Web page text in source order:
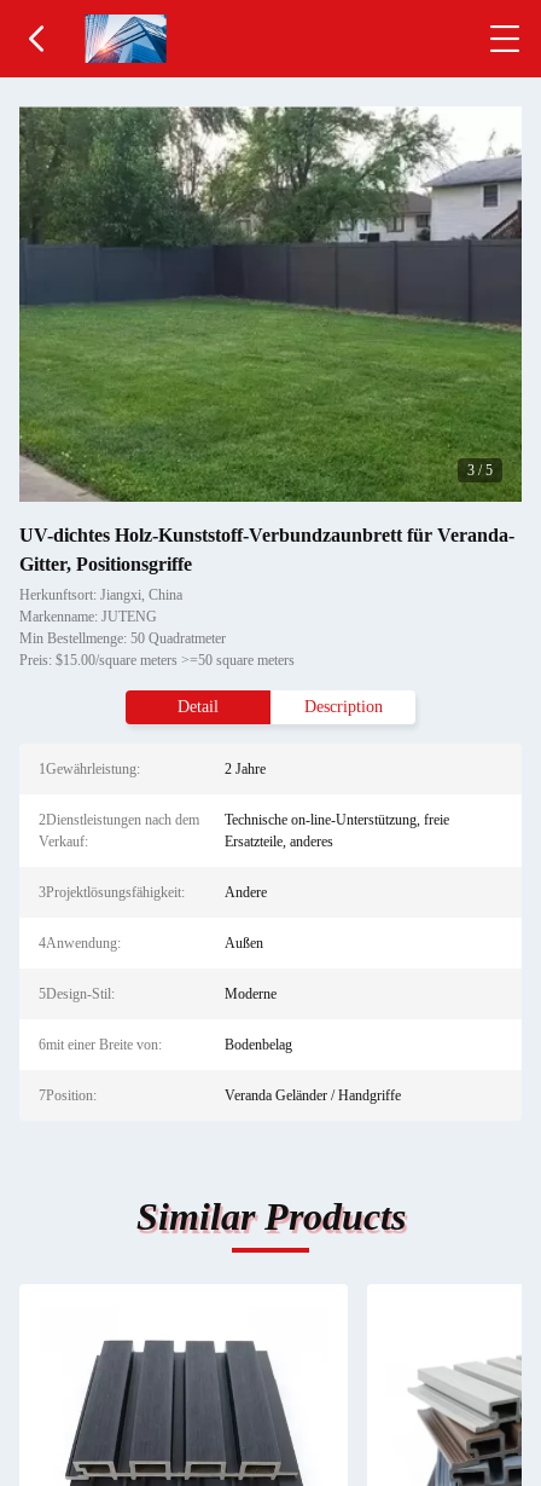
3 /5
UV-dichtes Holz-Kunststoff-Verbundzaunbrett für Veranda-
Gitter, Positionsgriffe
Herkunftsort: Jiangxi, China
Markenname: JUTENG
Min Bestellmenge: 50 Quadratmeter
Preis: $15.00/square meters >=50 square meters
Detail Description
1Gewährleistung: 2 Jahre
2Dienstleistungen nach dem
Verkauf:
Technische on-line-Unterstützung, freie
Ersatzteile, anderes
3Projektlösungsfähigkeit: Andere
4Anwendung: Außen
5Design-Stil: Moderne
6mit einer Breite von: Bodenbelag
7Position: Veranda Geländer / Handgriffe
Similar Products